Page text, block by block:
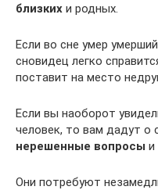
близких и родных.
Если во сне умер
сновидец легко
поставит на место
Если вы наоборот
человек, то вам дадут о
нерешенные вопросы и
Они потребуют